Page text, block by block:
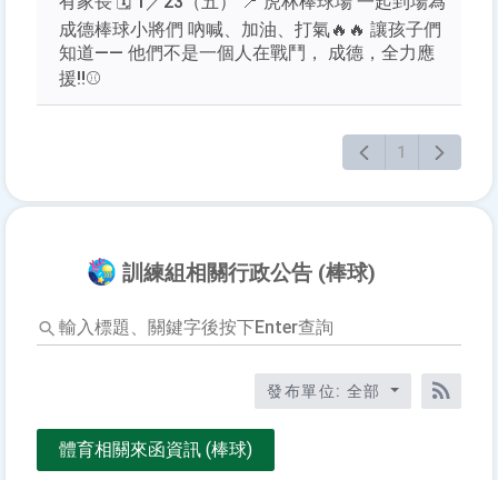
成德棒球小將們 吶喊、加油、打氣🔥🔥 讓孩子們
知道—— 他們不是一個人在戰鬥， 成德，全力應
援‼️⚾️
1
訓練組相關行政公告 (棒球)
入
關
發布單位: 全部
RSS訂
體育相關來函資訊 (棒球)